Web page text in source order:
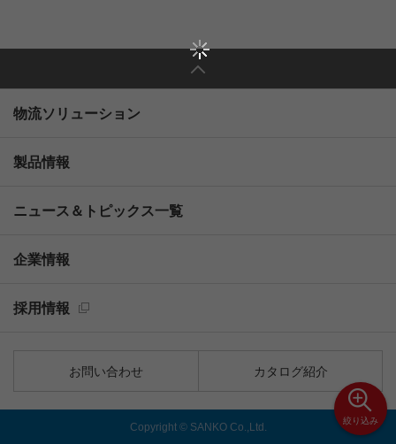
絞り込み
物流ソリューション
製品情報
ニュース＆トピックス一覧
企業情報
採用情報
お問い合わせ カタログ紹介
Copyright © SANKO Co.,Ltd.